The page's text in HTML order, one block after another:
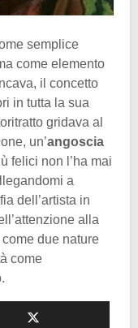
semplice
come elemento
il concetto
in tutta la sua
gridava al
un’angoscia
felici non l’ha mai
a
dell’artista in
alla
due nature
come